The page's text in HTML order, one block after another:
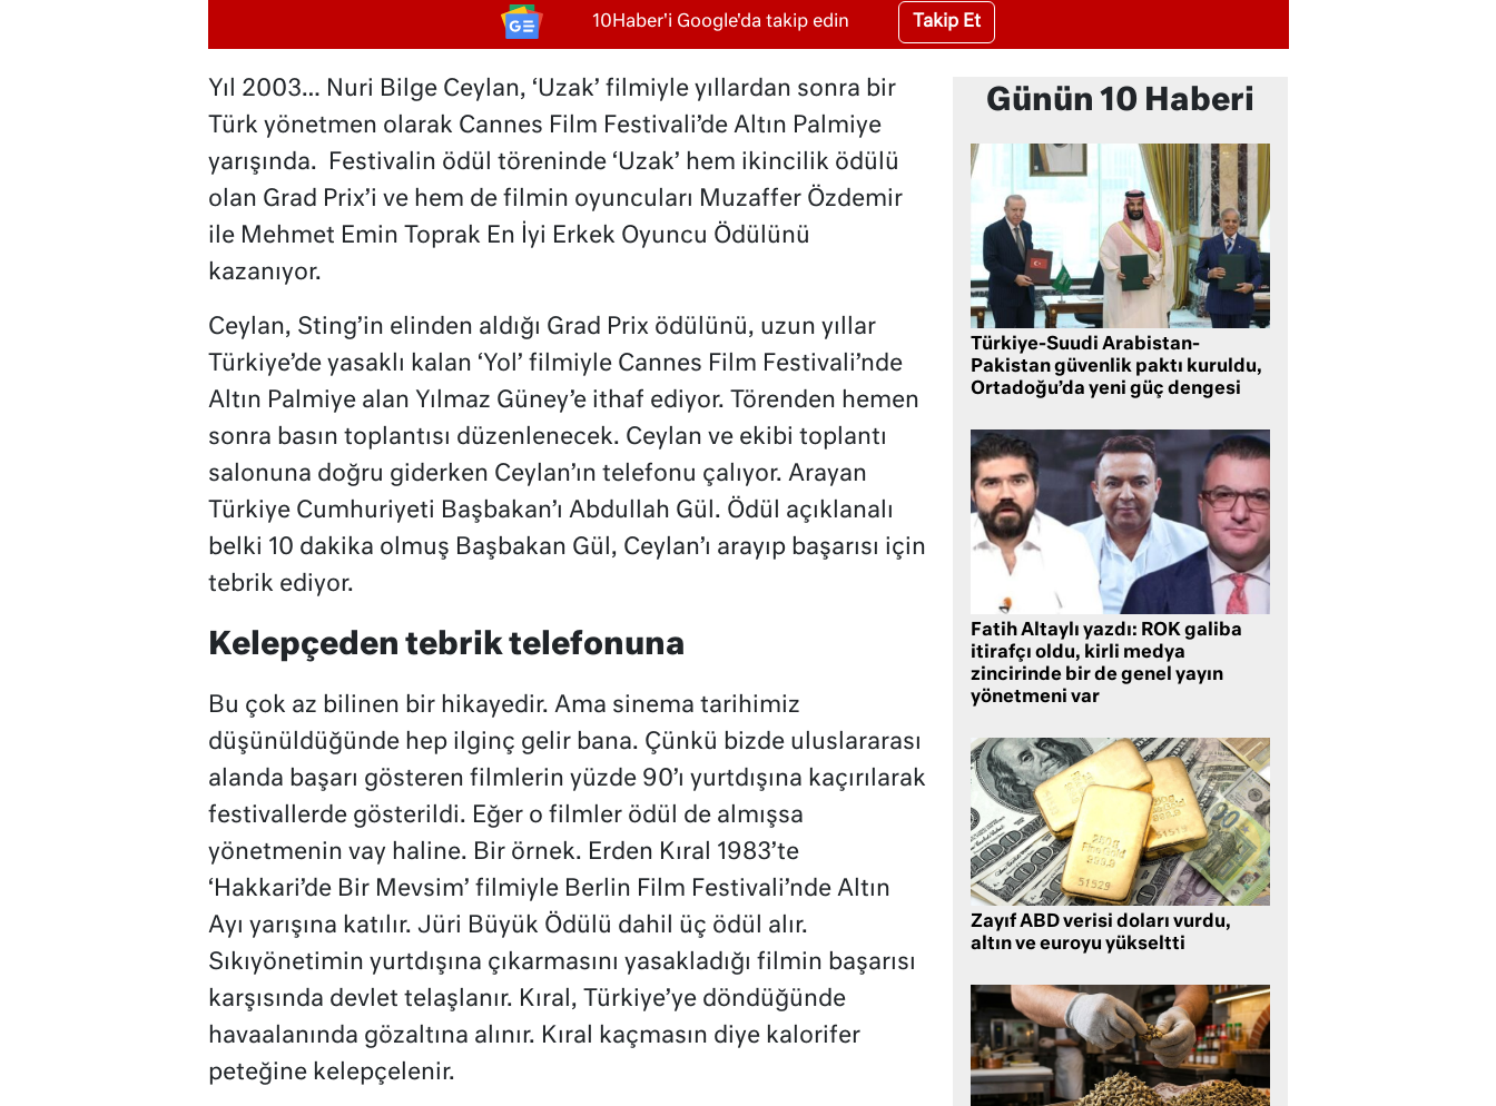
10Haber'i Google'da takip edin Takip Et
Yıl 2003… Nuri Bilge Ceylan, ‘Uzak’ filmiyle yıllardan sonra bir
Türk yönetmen olarak Cannes Film Festivali’de Altın Palmiye
yarışında. Festivalin ödül töreninde ‘Uzak’ hem ikincilik ödülü
olan Grad Prix’i ve hem de filmin oyuncuları Muzaffer Özdemir
ile Mehmet Emin Toprak En İyi Erkek Oyuncu Ödülünü
kazanıyor.
Ceylan, Sting’in elinden aldığı Grad Prix ödülünü, uzun yıllar
Türkiye’de yasaklı kalan ‘Yol’ filmiyle Cannes Film Festivali’nde
Altın Palmiye alan Yılmaz Güney’e ithaf ediyor. Törenden hemen
sonra basın toplantısı düzenlenecek. Ceylan ve ekibi toplantı
salonuna doğru giderken Ceylan’ın telefonu çalıyor. Arayan
Türkiye Cumhuriyeti Başbakan’ı Abdullah Gül. Ödül açıklanalı
belki 10 dakika olmuş Başbakan Gül, Ceylan’ı arayıp başarısı için
tebrik ediyor.
Kelepçeden tebrik telefonuna
Bu çok az bilinen bir hikayedir. Ama sinema tarihimiz
düşünüldüğünde hep ilginç gelir bana. Çünkü bizde uluslararası
alanda başarı gösteren filmlerin yüzde 90’ı yurtdışına kaçırılarak
festivallerde gösterildi. Eğer o filmler ödül de almışsa
yönetmenin vay haline. Bir örnek. Erden Kıral 1983’te
‘Hakkari’de Bir Mevsim’ filmiyle Berlin Film Festivali’nde Altın
Ayı yarışına katılır. Jüri Büyük Ödülü dahil üç ödül alır.
Sıkıyönetimin yurtdışına çıkarmasını yasakladığı filmin başarısı
karşısında devlet telaşlanır. Kıral, Türkiye’ye döndüğünde
havaalanında gözaltına alınır. Kıral kaçmasın diye kalorifer
peteğine kelepçelenir.
Günün 10 Haberi
Türkiye-Suudi Arabistan-
Pakistan güvenlik paktı kuruldu,
Ortadoğu’da yeni güç dengesi
Fatih Altaylı yazdı: ROK galiba
itirafçı oldu, kirli medya
zincirinde bir de genel yayın
yönetmeni var
Zayıf ABD verisi doları vurdu,
altın ve euroyu yükseltti